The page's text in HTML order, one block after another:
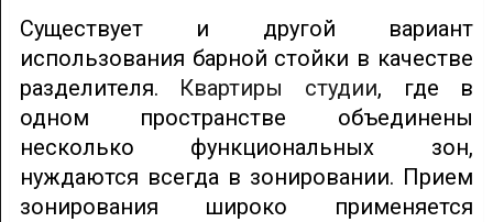
Существует и другой вариант
использования барной стойки в качестве
разделителя. Квартиры студии, где в
одном пространстве объединены
несколько функциональных зон,
нуждаются всегда в зонировании. Прием
зонирования широко применяется